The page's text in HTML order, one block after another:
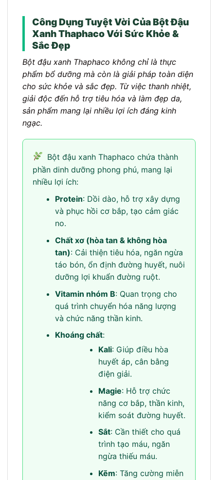
Công Dụng Tuyệt Vời Của Bột Đậu
Xanh Thaphaco Với Sức Khỏe &
Sắc Đẹp
Bột đậu xanh Thaphaco không chỉ là thực
phẩm bổ dưỡng mà còn là giải pháp toàn diện
cho sức khỏe và sắc đẹp. Từ việc thanh nhiệt,
giải độc đến hỗ trợ tiêu hóa và làm đẹp da,
sản phẩm mang lại nhiều lợi ích đáng kinh
ngạc.
Bột đậu xanh Thaphaco chứa thành
phần dinh dưỡng phong phú, mang lại
nhiều lợi ích:
Protein: Dồi dào, hỗ trợ xây dựng
và phục hồi cơ bắp, tạo cảm giác
no.
Chất xơ (hòa tan & không hòa
tan): Cải thiện tiêu hóa, ngăn ngừa
táo bón, ổn định đường huyết, nuôi
dưỡng lợi khuẩn đường ruột.
Vitamin nhóm B: Quan trọng cho
quá trình chuyển hóa năng lượng
và chức năng thần kinh.
Khoáng chất:
Kali: Giúp điều hòa
huyết áp, cân bằng
điện giải.
Magie: Hỗ trợ chức
năng cơ bắp, thần kinh,
kiểm soát đường huyết.
Sắt: Cần thiết cho quá
trình tạo máu, ngăn
ngừa thiếu máu.
Kẽm: Tăng cường miễn